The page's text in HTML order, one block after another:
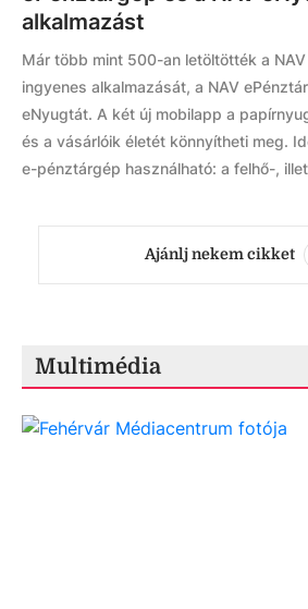
alkalmazást
Már több mint 500-an letöltötték a
ingyenes alkalmazását, a NAV
eNyugtát. A két új mobilapp a
és a vásárlóik életét könnyítheti meg.
e-pénztárgép használható: a felhő-,
Ajánlj nekem cikket
Multimédia